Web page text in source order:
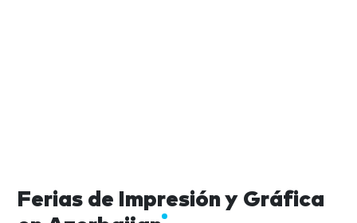
Ferias de Impresión y Gráfica